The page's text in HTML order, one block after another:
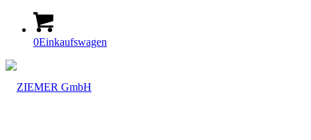
0Einkaufswagen